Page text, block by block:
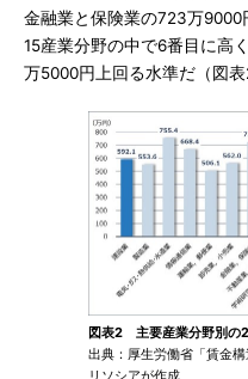
金融業と保険業の723万
15産業分野の中で6番目に高
万5000円上回る水準だ（図表
図表2 主要産業分野別の
出典：厚生労働省「賃金
リソシアが作成